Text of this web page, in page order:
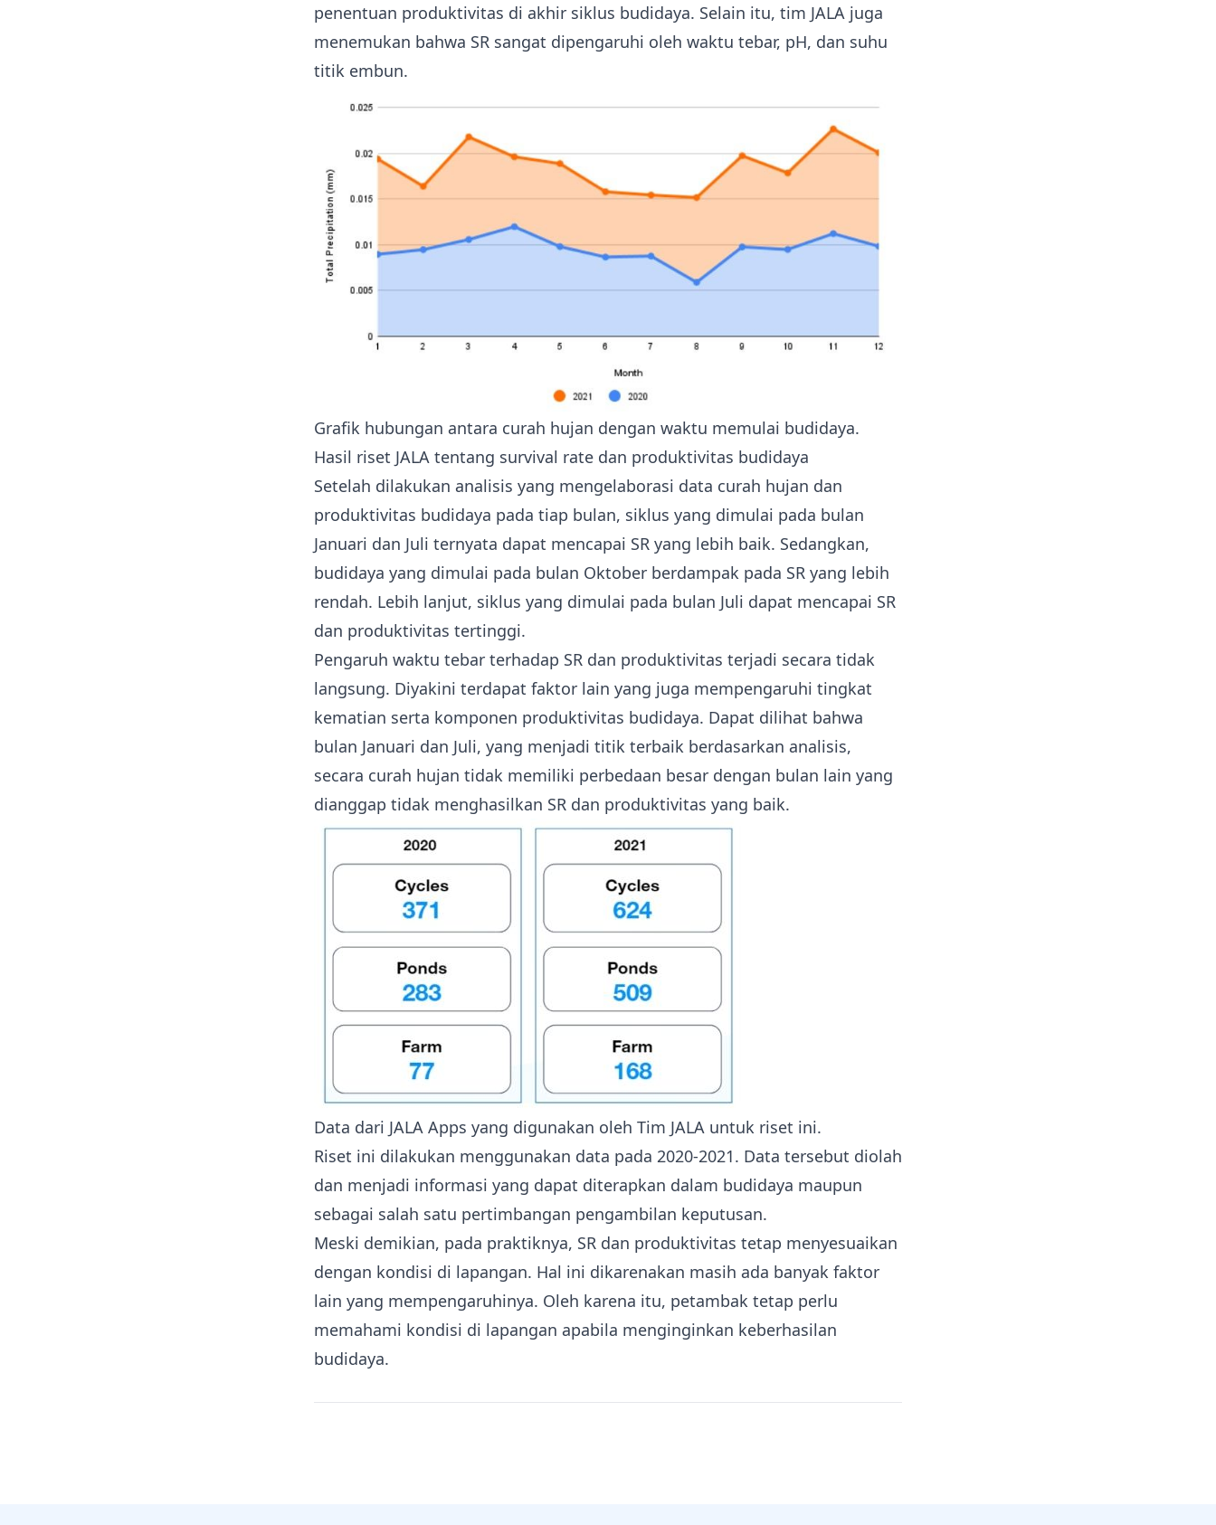
penentuan produktivitas di akhir siklus budidaya. Selain itu, tim JALA juga
menemukan bahwa SR sangat dipengaruhi oleh waktu tebar, pH, dan suhu
titik embun.
Grafik hubungan antara curah hujan dengan waktu memulai budidaya.
Hasil riset JALA tentang survival rate dan produktivitas budidaya
Setelah dilakukan analisis yang mengelaborasi data curah hujan dan
produktivitas budidaya pada tiap bulan, siklus yang dimulai pada bulan
Januari dan Juli ternyata dapat mencapai SR yang lebih baik. Sedangkan,
budidaya yang dimulai pada bulan Oktober berdampak pada SR yang lebih
rendah. Lebih lanjut, siklus yang dimulai pada bulan Juli dapat mencapai SR
dan produktivitas tertinggi.
Pengaruh waktu tebar terhadap SR dan produktivitas terjadi secara tidak
langsung. Diyakini terdapat faktor lain yang juga mempengaruhi tingkat
kematian serta komponen produktivitas budidaya. Dapat dilihat bahwa
bulan Januari dan Juli, yang menjadi titik terbaik berdasarkan analisis,
secara curah hujan tidak memiliki perbedaan besar dengan bulan lain yang
dianggap tidak menghasilkan SR dan produktivitas yang baik.
Data dari JALA Apps yang digunakan oleh Tim JALA untuk riset ini.
Riset ini dilakukan menggunakan data pada 2020-2021. Data tersebut diolah
dan menjadi informasi yang dapat diterapkan dalam budidaya maupun
sebagai salah satu pertimbangan pengambilan keputusan.
Meski demikian, pada praktiknya, SR dan produktivitas tetap menyesuaikan
dengan kondisi di lapangan. Hal ini dikarenakan masih ada banyak faktor
lain yang mempengaruhinya. Oleh karena itu, petambak tetap perlu
memahami kondisi di lapangan apabila menginginkan keberhasilan
budidaya.